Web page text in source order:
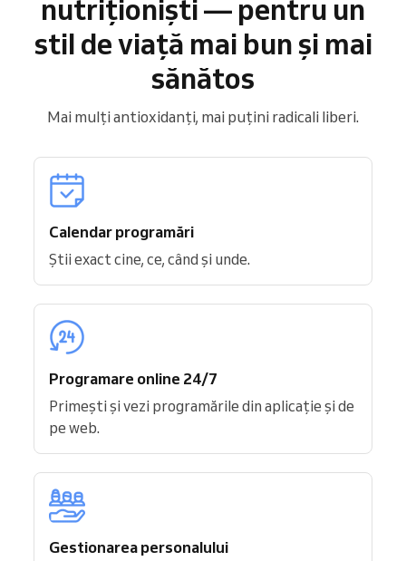
nutriționiști — pentru un
stil de viață mai bun și mai
sănătos
Mai mulți antioxidanți, mai puțini radicali liberi.
Calendar programări
Știi exact cine, ce, când și unde.
Programare online 24/7
Primești și vezi programările din aplicație și de
pe web.
Gestionarea personalului